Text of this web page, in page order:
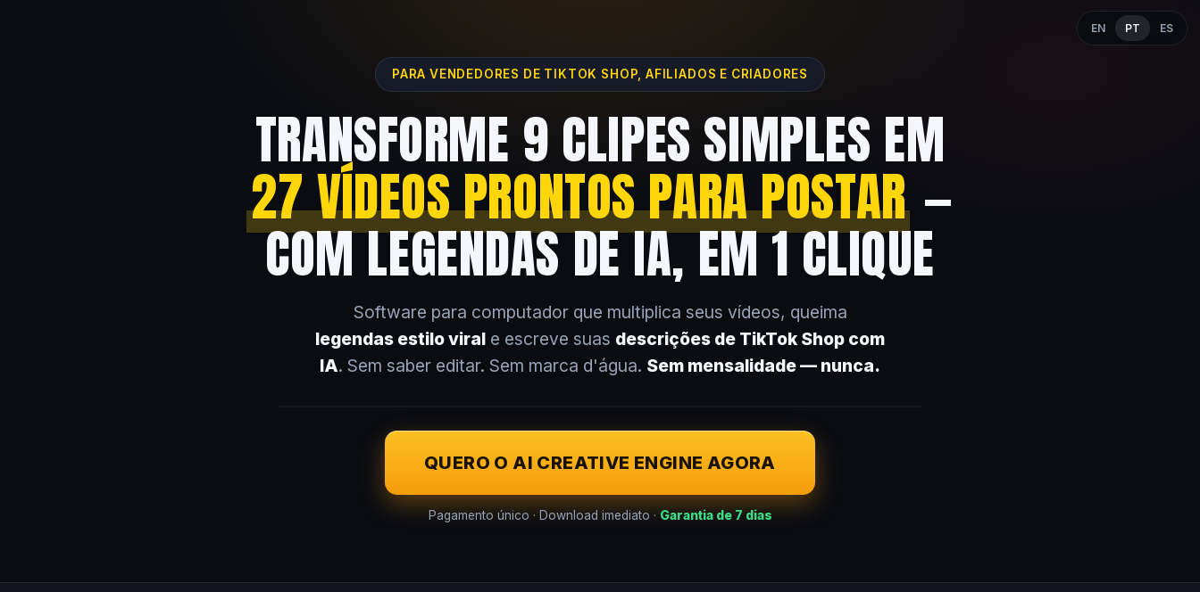
EN PT ES
PARA VENDEDORES DE TIKTOK SHOP, AFILIADOS E CRIADORES
TRANSFORME 9 CLIPES SIMPLES EM
27 VÍDEOS PRONTOS PARA POSTAR —
COM LEGENDAS DE IA, EM 1 CLIQUE
Software para computador que multiplica seus vídeos, queima
legendas estilo viral e escreve suas descrições de TikTok Shop com
IA. Sem saber editar. Sem marca d'água. Sem mensalidade — nunca.
QUERO O AI CREATIVE ENGINE AGORA
Pagamento único · Download imediato · Garantia de 7 dias